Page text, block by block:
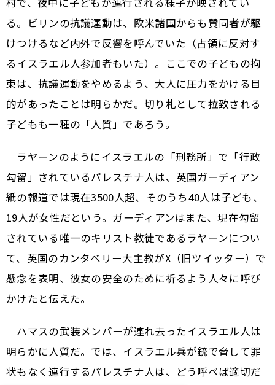
る。ビリンの抗議運動は、欧米諸国からも賛同者が駆
けつけるなど内外で反響を呼んでいた（占領に反対す
るイスラエル人参加者もいた）。ここでの子どもの拘
束は、抗議運動をやめるよう、大人に圧力をかける目
的があったことは明らかだ。切り札として拉致される
子どもも一種の「人質」であろう。
ラヤーンのようにイスラエルの「刑務所」で「行政
勾留」されているパレスチナ人は、英国ガーディアン
紙の報道では現在3500人超、そのうち40人は子ども、
19人が女性だという。ガーディアンはまた、現在勾留
されている唯一のキリスト教徒であるラヤーンについ
て、英国のカンタベリー大主教がX（旧ツイッター）で
懸念を表明、彼女の安全のために祈るよう人々に呼び
かけたと伝えた。
ハマスの武装メンバーが連れ去ったイスラエル人は
明らかに人質だ。では、イスラエル兵が銃で脅して罪
状もなく連行するパレスチナ人は、どう呼べば適切だ